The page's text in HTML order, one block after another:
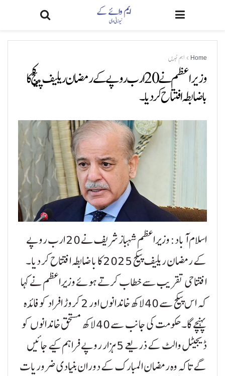
Home اہم خبریں
وزیراعظم نے 20 ارب روپے کے رمضان ریلیف پیکج کا
باضابطہ افتتاح کر دیا۔
اسلام آباد: وزیراعظم شہباز شریف نے 20 ارب روپے
کے رمضان ریلیف پیکج 2025 کا باضابطہ افتتاح کر دیا۔
افتتاحی تقریب سے خطاب کرتے ہوئے وزیراعظم نے کہا
کہ اس پیکج سے 40 لاکھ خاندانوں اور 2 کروڑ افراد کو فائدہ
پہنچے گا۔ حکومت کی جانب سے 40 لاکھ مستحق خاندانوں کو
ڈیجیٹل والٹ کے ذریعے 5 ہزار روپے فراہم کیے جائیں
گے تاکہ وہ رمضان المبارک کے دوران بنیادی ضروریات